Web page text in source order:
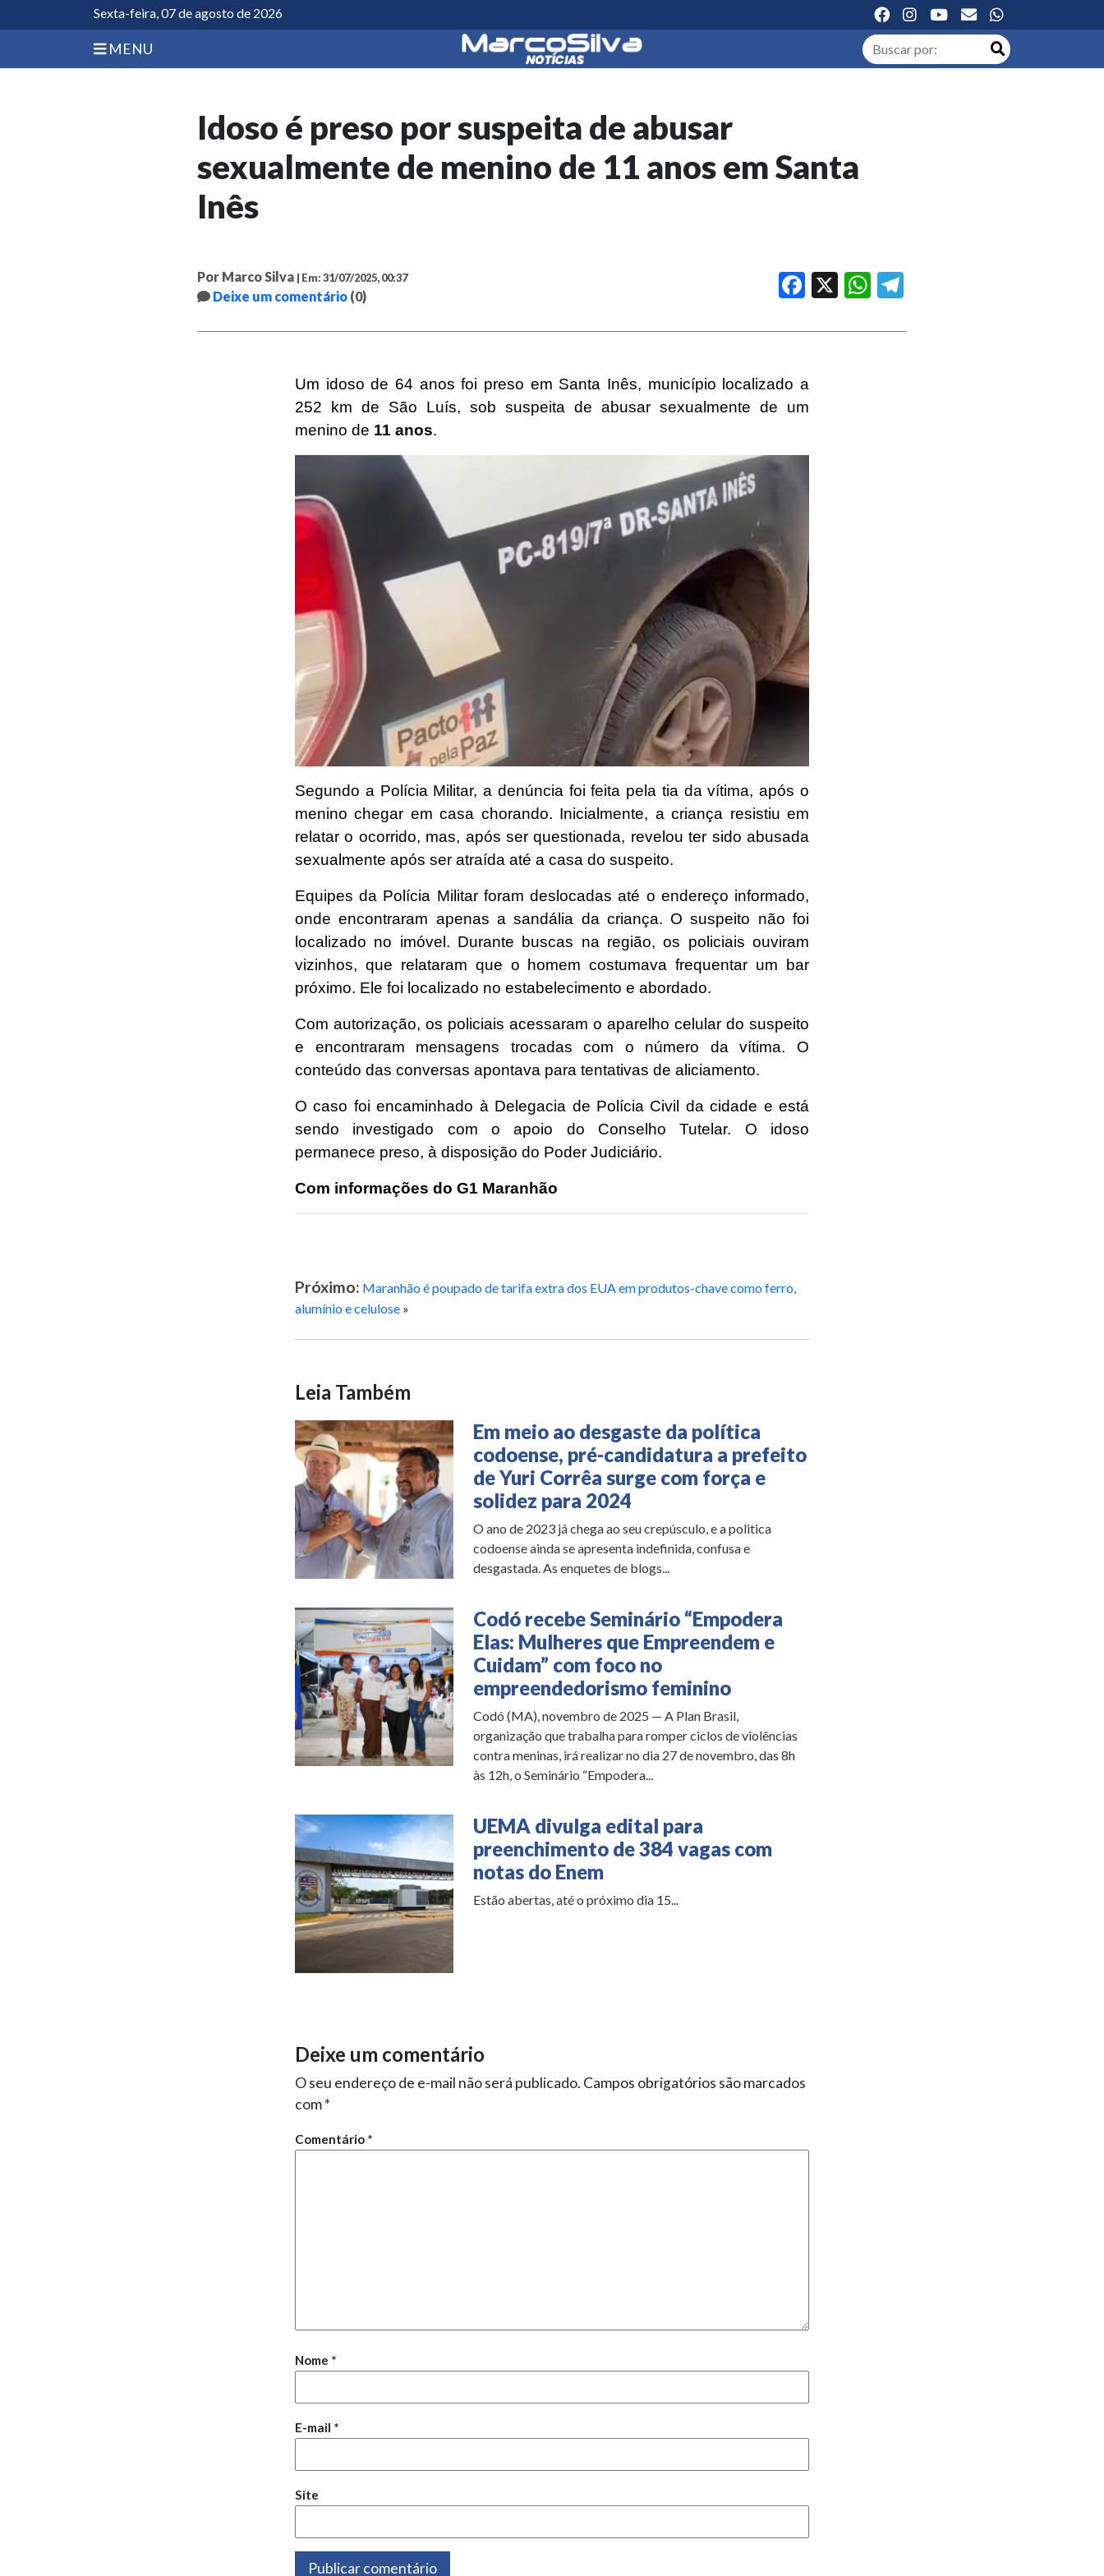
Sexta-feira, 07 de agosto de 2026
MENU
Idoso é preso por suspeita de abusar
sexualmente de menino de 11 anos em Santa
Inês
Por Marco Silva | Em: 31/07/2025, 00:37
Deixe um comentário (0)
Facebook WhatsApp
Um idoso de 64 anos foi preso em Santa Inês, município localizado a
252 km de São Luís, sob suspeita de abusar sexualmente de um
menino de 11 anos.
Segundo a Polícia Militar, a denúncia foi feita pela tia da vítima, após o
menino chegar em casa chorando. Inicialmente, a criança resistiu em
relatar o ocorrido, mas, após ser questionada, revelou ter sido abusada
sexualmente após ser atraída até a casa do suspeito.
Equipes da Polícia Militar foram deslocadas até o endereço informado,
onde encontraram apenas a sandália da criança. O suspeito não foi
localizado no imóvel. Durante buscas na região, os policiais ouviram
vizinhos, que relataram que o homem costumava frequentar um bar
próximo. Ele foi localizado no estabelecimento e abordado.
Com autorização, os policiais acessaram o aparelho celular do suspeito
e encontraram mensagens trocadas com o número da vítima. O
conteúdo das conversas apontava para tentativas de aliciamento.
O caso foi encaminhado à Delegacia de Polícia Civil da cidade e está
sendo investigado com o apoio do Conselho Tutelar. O idoso
permanece preso, à disposição do Poder Judiciário.
Com informações do G1 Maranhão
Próximo: Maranhão é poupado de tarifa extra dos EUA em produtos-chave como ferro,
alumínio e celulose »
Leia Também
Em meio ao desgaste da política
codoense, pré-candidatura a prefeito
de Yuri Corrêa surge com força e
solidez para 2024
O ano de 2023 já chega ao seu crepúsculo, e a politica
codoense ainda se apresenta indefinida, confusa e
desgastada. As enquetes de blogs...
Codó recebe Seminário “Empodera
Elas: Mulheres que Empreendem e
Cuidam” com foco no
empreendedorismo feminino
Codó (MA), novembro de 2025 — A Plan Brasil,
organização que trabalha para romper ciclos de violências
contra meninas, irá realizar no dia 27 de novembro, das 8h
às 12h, o Seminário “Empodera...
UEMA divulga edital para
preenchimento de 384 vagas com
notas do Enem
Estão abertas, até o próximo dia 15...
Deixe um comentário
O seu endereço de e-mail não será publicado. Campos obrigatórios são marcados
com*
Comentário *
Nome *
E-mail *
Site